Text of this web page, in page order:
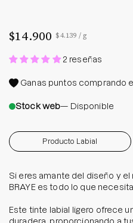
$14.900 Precio por unidad
$4.139 /por
g
2 reseñas
Ganas puntos comprando
Stock web— Disponible
Producto Labial
Si eres amante del diseño y el
BRAYE es todo lo que
Este tinte labial ligero ofrece